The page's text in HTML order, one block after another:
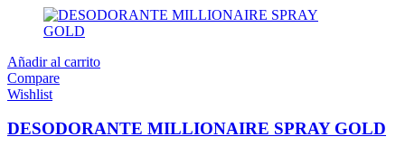
Añadir al carrito
Compare
Wishlist
DESODORANTE MILLIONAIRE SPRAY GOLD